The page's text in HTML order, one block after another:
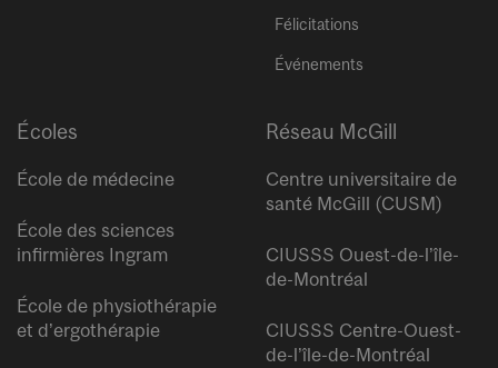
Félicitations
Événements
Écoles
École de médecine
École des sciences
infirmières Ingram
École de physiothérapie
et d’ergothérapie
Réseau McGill
Centre universitaire de
santé McGill (CUSM)
CIUSSS Ouest-de-l’île-
de-Montréal
CIUSSS Centre-Ouest-
de-l’île-de-Montréal